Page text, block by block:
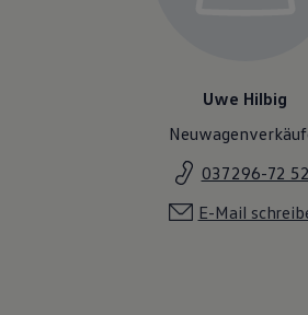
Uwe Hilbig
037296-72
E-Mail